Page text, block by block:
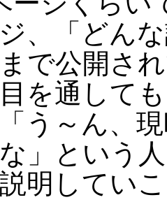
、「どん
で公開さ
を通して
う～ん、
」という
明してい